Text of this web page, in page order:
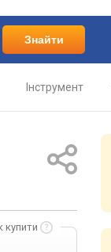
Знайти
Інструмент
купити